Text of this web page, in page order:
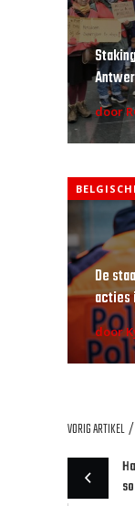
door
De
acties
door
VORIG ARTIKEL